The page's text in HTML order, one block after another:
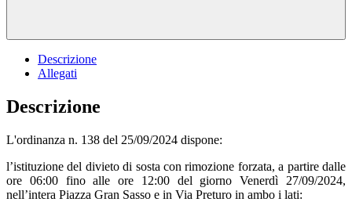
Descrizione
Allegati
Descrizione
L'ordinanza n. 138 del 25/09/2024 dispone:
l’istituzione del divieto di sosta con rimozione forzata, a partire dalle
ore 06:00 fino alle ore 12:00 del giorno Venerdì 27/09/2024,
nell’intera Piazza Gran Sasso e in Via Preturo in ambo i lati: